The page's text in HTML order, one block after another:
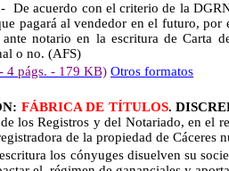
con el criterio de la DGRN
pagará al vendedor en el futuro,
notario en la escritura de Carta
o no. (AFS)
4 págs. - 179 KB) Otros formatos
FÁBRICA DE TÍTULOS.
los Registros y del Notariado, en el
de la propiedad de Cáceres
los cónyuges disuelven su